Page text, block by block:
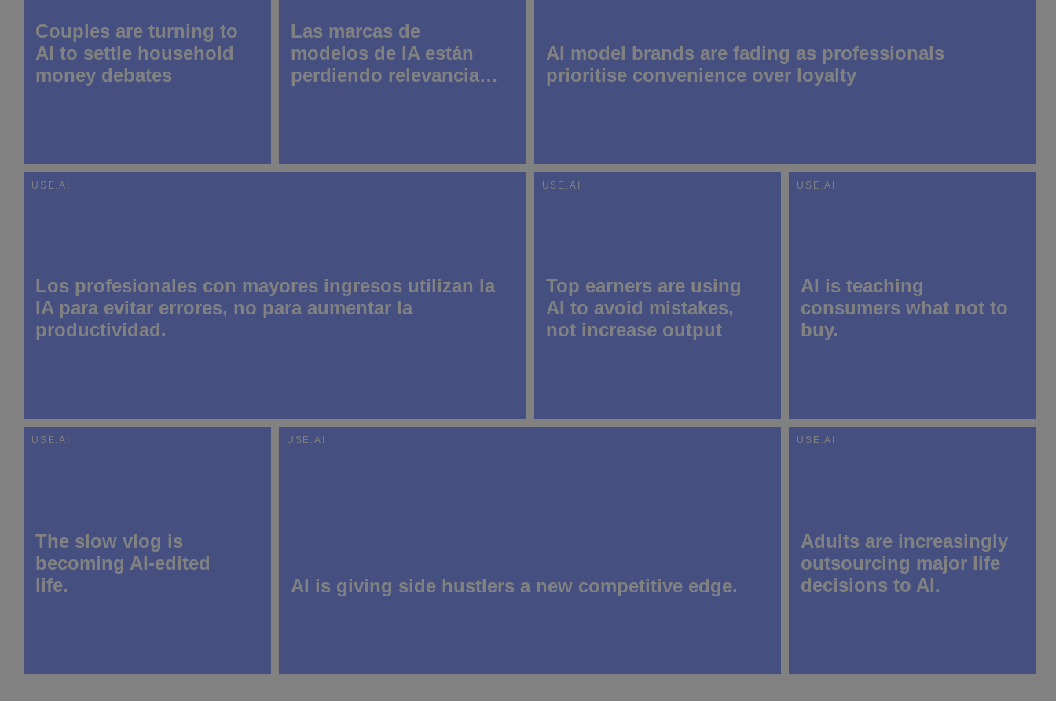
Couples are turning to
AI to settle household
money debates
23 April 2026
Las marcas de
modelos de IA están
perdiendo relevancia
fidelidad, según una
AI model brands are fading as professionals
prioritise convenience over loyalty
16 April 2026
USE.AI
Los profesionales con mayores ingresos utilizan la
IA para evitar errores, no para aumentar la
productividad.
9 April 2026
USE.AI
Top earners are using
AI to avoid mistakes,
not increase output
USE.AI
AI is teaching
consumers what not to
buy.
2 April 2026
USE.AI
The slow vlog is
becoming AI-edited
life.
USE.AI
AI is giving side hustlers a new competitive edge.
USE.AI
Adults are increasingly
outsourcing major life
decisions to AI.